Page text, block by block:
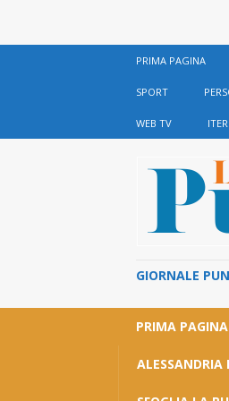
PRIMA PAGINA
SPORT
WEB TV
GIORNALE
PRIMA PAGINA
ALESSANDRIA